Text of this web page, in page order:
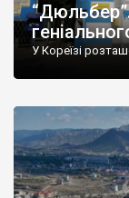
У Кореїзі